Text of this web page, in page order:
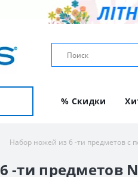
% Скидки
Набор ножей из 6 -ти предметов с
-ти предметов